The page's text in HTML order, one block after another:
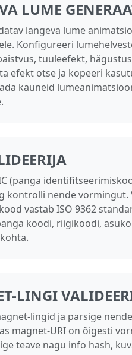
LUME
langeva lume
Konfigureeri
tuuleefekt,
efekt otse ja kopeeri
kauneid
(panga
kontrolli nende vormingut.
kood vastab ISO 9362
koodi, riigikoodi,
LINGI
lingid ja parsige
magnet-URI on õigesti
teave nagu info hash,